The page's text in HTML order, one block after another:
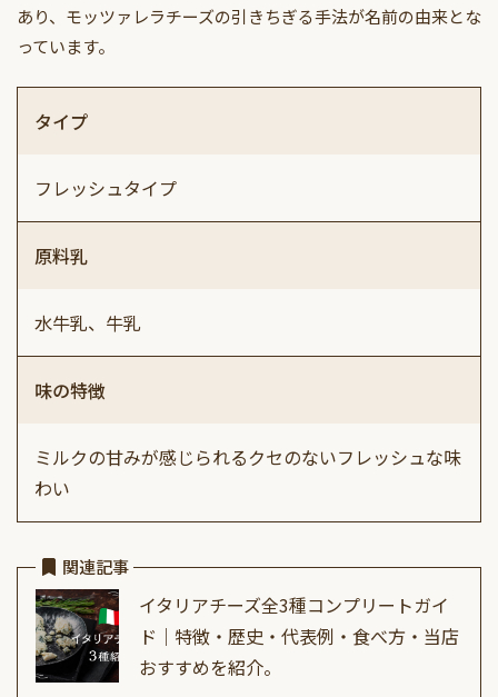
あり、モッツァレラチーズの引きちぎる手法が名前の由来とな
っています。
タイプ
フレッシュタイプ
原料乳
水牛乳、牛乳
味の特徴
ミルクの甘みが感じられるクセのないフレッシュな味
わい
関連記事
イタリアチーズ全3種コンプリートガイ
ド｜特徴・歴史・代表例・食べ方・当店
おすすめを紹介。